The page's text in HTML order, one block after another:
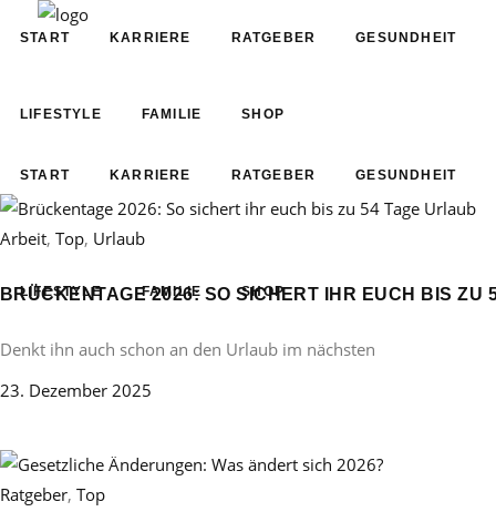
START KARRIERE RATGEBER GESUNDHEIT
LIFESTYLE FAMILIE SHOP
START KARRIERE RATGEBER GESUNDHEIT
LIFESTYLE FAMILIE SHOP
Arbeit, Top, Urlaub
BRÜCKENTAGE 2026: SO SICHERT IHR EUCH BIS ZU
Denkt ihn auch schon an den Urlaub im nächsten
23. Dezember 2025
Ratgeber, Top